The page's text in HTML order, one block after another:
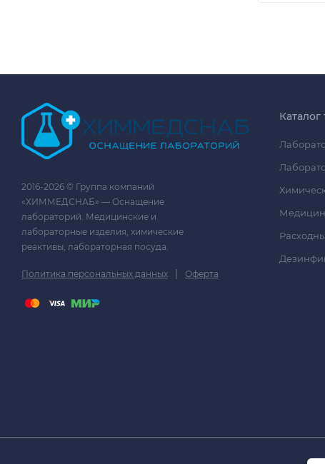
2016-2026 © Группа компаний
«ХИММЕДСНАБ» — Оснащение
лабораторий. Медицинские и
лабораторные изделия, химические
реактивы, лабораторная посуда.
Политика персональных данных | Оферта
Каталог